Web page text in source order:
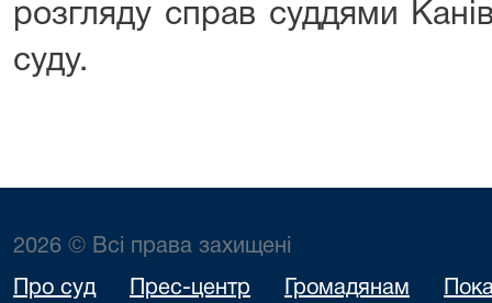
розгляду справ суддями
суду.
2026 © Всі права захищені
Про суд Прес-центр Громадянам